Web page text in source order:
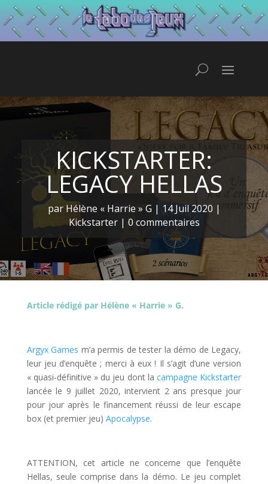
KICKSTARTER:
LEGACY HELLAS
par Hélène « Harrie » G | 14 Juil 2020 |
Kickstarter| 0 commentaires
Article rédigé par Hélène « Harrie » G.
Argyx Games m’a permis de tester la démo de Legacy,
leur jeu d’enquête ; merci à eux ! Il s’agit d’une version
« quasi-définitive » du jeu dont lacampagne Kickstarter
lancée le 9 juillet 2020, intervient 2 ans presque jour
pour jour après le financement réussi de leur escape
box (et premier jeu) Apocalypse.
ATTENTION, cet article ne concerne que l’enquête
Hellas, seule comprise dans la démo. Le jeu complet